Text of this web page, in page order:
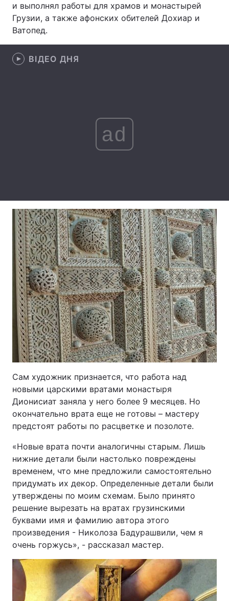
Техно і зв'язок Лайт
Зброя
Здоров'я
Архів Вакансії
Контакти
Послуги
Тема оформлення
и выполнял работы для храмов и монастырей
Грузии, а также афонских обителей Дохиар и
Ватопед.
ВІДЕО ДНЯ
ad
Сам художник признается, что работа над
новыми царскими вратами монастыря
Дионисиат заняла у него более 9 месяцев. Но
окончательно врата еще не готовы – мастеру
предстоят работы по расцветке и позолоте.
«Новые врата почти аналогичны старым. Лишь
нижние детали были настолько повреждены
временем, что мне предложили самостоятельно
придумать их декор. Определенные детали были
утверждены по моим схемам. Было принято
решение вырезать на вратах грузинскими
буквами имя и фамилию автора этого
произведения - Николоза Бадурашвили, чем я
очень горжусь», - рассказал мастер.